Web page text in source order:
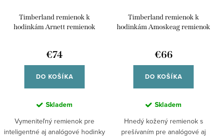
Timberland remienok k
hodinkám Arnett remienok
hodinky TDOUS0001702 42/44
€74
DO KOŠÍKA
Skladem
Vymeniteľný remienok pre
inteligentné aj analógové hodinky
Timberland remienok k
hodinkám Amoskeag remienok
klasické analógové hodinky
TDOUS0001604 42/44
€66
DO KOŠÍKA
Skladem
Hnedý kožený remienok s
prešívaním pre analógové aj